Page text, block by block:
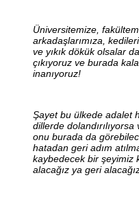
Üniversitemize,
arkadaşlarımıza,
ve yıkık dökük olsalar
çıkıyoruz ve burada
inanıyoruz!
Şayet bu ülkede adalet
dillerde
onu burada da
hatadan geri adım
kaybedecek bir şeyimiz
alacağız ya geri